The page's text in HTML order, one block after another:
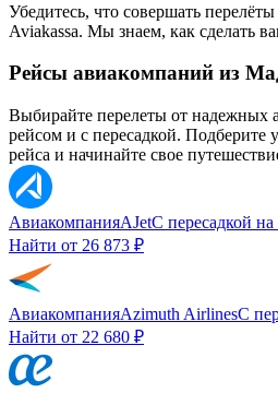
Убедитесь, что совершать
Aviakassa. Мы знаем, как сделать
Рейсы авиакомпаний из
Выбирайте перелеты от надежных
рейсом и с пересадкой. Подберите
рейса и начинайте свое
АвиакомпанияAJetС пересадкой на
Найти от 26 873 ₽
АвиакомпанияAzimuth AirlinesС
Найти от 22 680 ₽